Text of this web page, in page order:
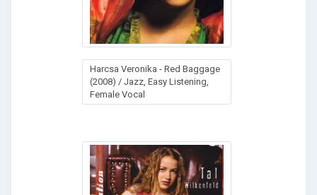
Harcsa Veronika - Red Baggage
(2008) / Jazz, Easy Listening,
Female Vocal